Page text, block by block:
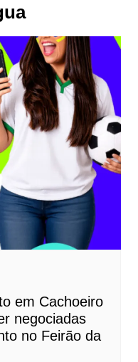
em Cachoeiro
negociadas
no Feirão da